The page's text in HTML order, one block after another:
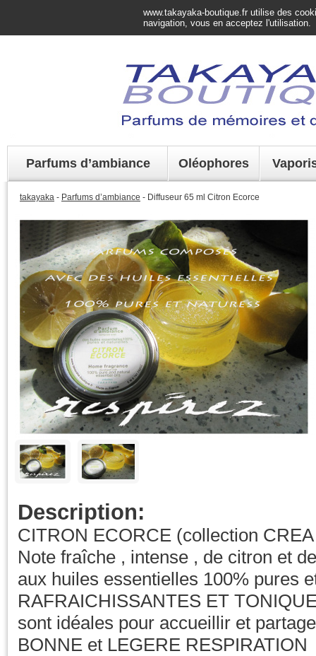
www.takayaka-boutique.fr utilise des
navigation, vous en acceptez l'utilisation.
Parfums d’ambiance Oléophores
takayaka - Parfums d’ambiance - Diffuseur 65 ml Citron Ecorce
Description:
CITRON ECORCE (collection
Note fraîche , intense , de citron et
aux huiles essentielles 100% pures
RAFRAICHISSANTES ET
sont idéales pour accueillir et
BONNE et LEGERE RESPIRATION